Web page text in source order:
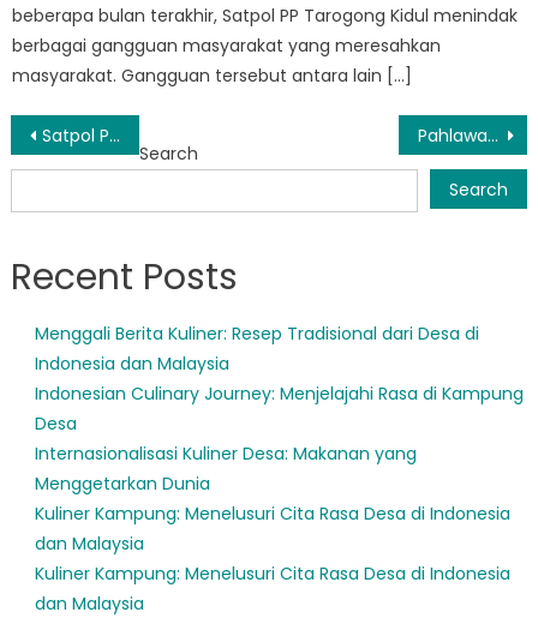
beberapa bulan terakhir, Satpol PP Tarogong Kidul menindak
berbagai gangguan masyarakat yang meresahkan
masyarakat. Gangguan tersebut antara lain […]
Post
navigation
Satpol PP Kadungora Tingkatkan Upaya Penegakan Aturan COVID-19 Pahlawan Tanpa Tanda Jasa Balubur Limbangan: Sehari dalam Kehidupan Petugas Satpol PP
Search
Search
Recent Posts
Menggali Berita Kuliner: Resep Tradisional dari Desa di
Indonesia dan Malaysia
Indonesian Culinary Journey: Menjelajahi Rasa di Kampung
Desa
Internasionalisasi Kuliner Desa: Makanan yang
Menggetarkan Dunia
Kuliner Kampung: Menelusuri Cita Rasa Desa di Indonesia
dan Malaysia
Kuliner Kampung: Menelusuri Cita Rasa Desa di Indonesia
dan Malaysia